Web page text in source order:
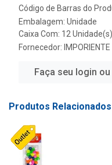
Código de Barras do
Embalagem: Unidade
Caixa Com: 12 Unidade(s)
Fornecedor: IMPORIENTE
Faça seu login
Produtos Relacionados